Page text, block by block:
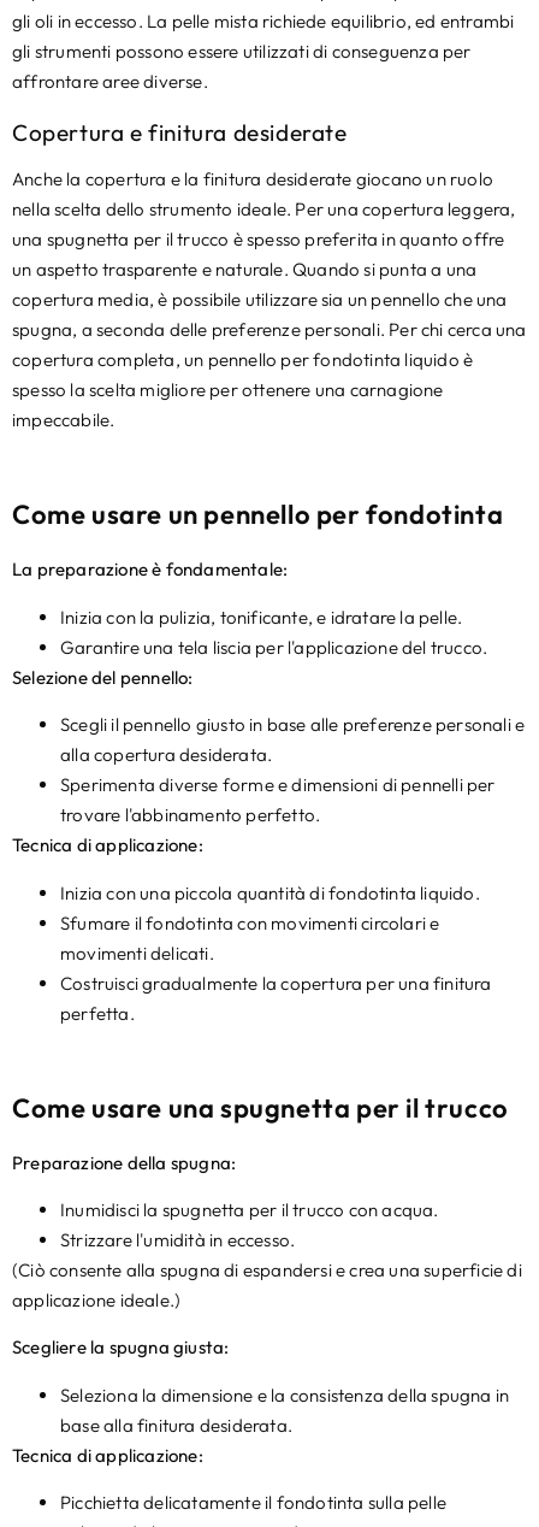
gli oli in eccesso. La pelle mista richiede equilibrio, ed entrambi
gli strumenti possono essere utilizzati di conseguenza per
affrontare aree diverse.
Copertura e finitura desiderate
Anche la copertura e la finitura desiderate giocano un ruolo
nella scelta dello strumento ideale. Per una copertura leggera,
una spugnetta per il trucco è spesso preferita in quanto offre
un aspetto trasparente e naturale. Quando si punta a una
copertura media, è possibile utilizzare sia un pennello che una
spugna, a seconda delle preferenze personali. Per chi cerca una
copertura completa, un pennello per fondotinta liquido è
spesso la scelta migliore per ottenere una carnagione
impeccabile.
Come usare un pennello per fondotinta
La preparazione è fondamentale:
Inizia con la pulizia, tonificante, e idratare la pelle.
Garantire una tela liscia per l'applicazione del trucco.
Selezione del pennello:
Scegli il pennello giusto in base alle preferenze personali e
alla copertura desiderata.
Sperimenta diverse forme e dimensioni di pennelli per
trovare l'abbinamento perfetto.
Tecnica di applicazione:
Inizia con una piccola quantità di fondotinta liquido.
Sfumare il fondotinta con movimenti circolari e
movimenti delicati.
Costruisci gradualmente la copertura per una finitura
perfetta.
Come usare una spugnetta per il trucco
Preparazione della spugna:
Inumidisci la spugnetta per il trucco con acqua.
Strizzare l'umidità in eccesso.
(Ciò consente alla spugna di espandersi e crea una superficie di
applicazione ideale.)
Scegliere la spugna giusta:
Seleziona la dimensione e la consistenza della spugna in
base alla finitura desiderata.
Tecnica di applicazione:
Picchietta delicatamente il fondotinta sulla pelle